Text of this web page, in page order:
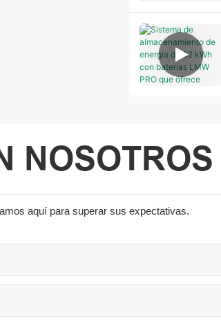
NOSOTROS
aquí para superar sus expectativas.